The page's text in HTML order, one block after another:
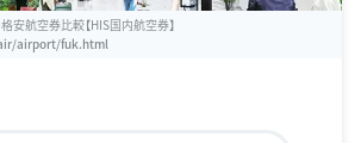
安航空券比較【HIS国内航空券】
airport/fuk.html